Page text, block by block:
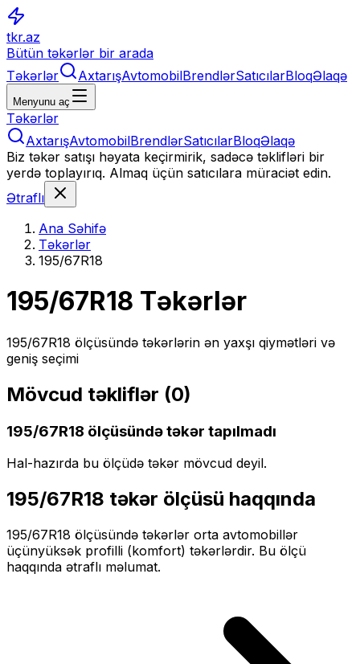
tkr.az
Bütün təkərlər bir arada
Təkərlər
AxtarışAvtomobilBrendlərSatıcılarBloqƏlaqə
Menyunu aç
Təkərlər
AxtarışAvtomobilBrendlərSatıcılarBloqƏlaqə
Biz təkər satışı həyata keçirmirik, sadəcə təklifləri bir
yerdə toplayırıq. Almaq üçün satıcılara müraciət edin.
Ətraflı
Ana Səhifə
Təkərlər
195/67R18
195/67R18 Təkərlər
195/67R18 ölçüsündə təkərlərin ən yaxşı qiymətləri və
geniş seçimi
Mövcud təkliflər (0)
195/67R18 ölçüsündə təkər tapılmadı
Hal-hazırda bu ölçüdə təkər mövcud deyil.
195/67R18 təkər ölçüsü haqqında
195/67R18 ölçüsündə təkərlər orta avtomobillər
üçünyüksək profilli (komfort) təkərlərdir. Bu ölçü
haqqında ətraflı məlumat.